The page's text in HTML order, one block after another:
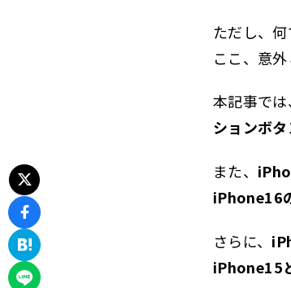
ただし、
ここ、意外
本記事では
ションボ
また、
iPhone16
さらに、
iPhone15